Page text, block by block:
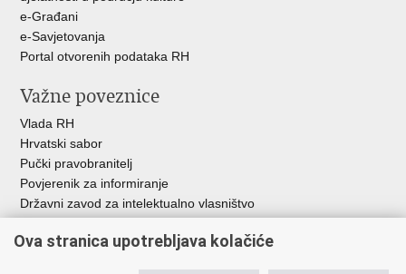
e-Građani
e-Savjetovanja
Portal otvorenih podataka RH
Važne poveznice
Vlada RH
Hrvatski sabor
Pučki pravobranitelj
Povjerenik za informiranje
Državni zavod za intelektualno vlasništvo
HAKOM
Ova stranica upotrebljava kolačiće